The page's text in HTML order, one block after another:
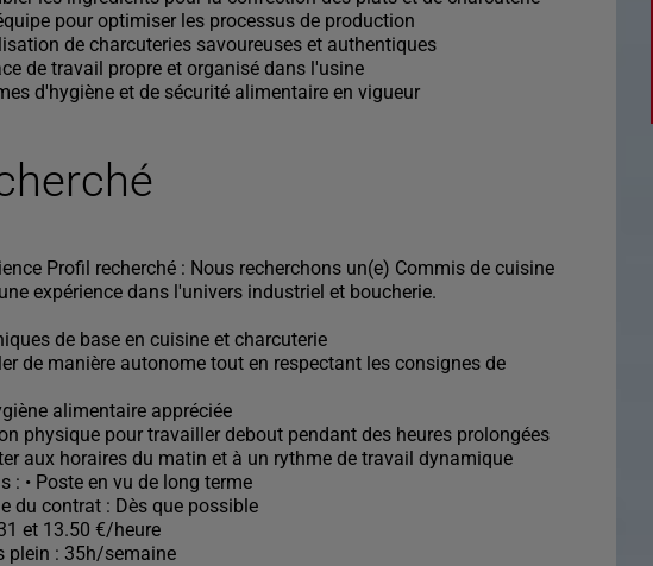
pour optimiser les processus de production
de charcuteries savoureuses et authentiques
de travail propre et organisé dans l'usine
d'hygiène et de sécurité alimentaire en vigueur
Profil recherché : Nous recherchons un(e) Commis de cuisine
expérience dans l'univers industriel et boucherie.
de base en cuisine et charcuterie
de manière autonome tout en respectant les consignes de
alimentaire appréciée
physique pour travailler debout pendant des heures prolongées
aux horaires du matin et à un rythme de travail dynamique
: • Poste en vu de long terme
du contrat : Dès que possible
et 13.50 €/heure
plein : 35h/semaine